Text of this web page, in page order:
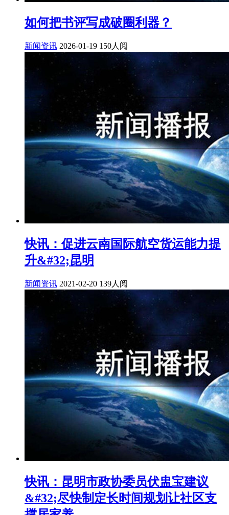
如何把书评写成破圈利器？
新闻资讯 2026-01-19 150人阅
快讯：促进云南国际航空货运能力提
升&#32;昆明
新闻资讯 2021-02-20 139人阅
快讯：昆明市政协委员伏盅宝建议
&#32;尽快制定长时间规划让社区支